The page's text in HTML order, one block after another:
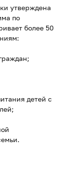
утверждена
по
более 50
детей с